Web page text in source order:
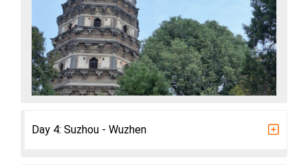
Day 4: Suzhou - Wuzhen